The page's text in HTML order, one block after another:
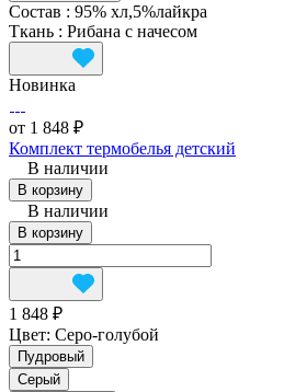
Состав : 95% хл,5%лайкра
Ткань : Рибана с начесом
Новинка
от 1 848 ₽
Комплект термобелья детский
В наличии
В корзину
В наличии
В корзину
1 848 ₽
Цвет: Серо-голубой
Пудровый
Серый